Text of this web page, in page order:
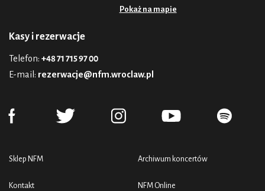
Pokaż na mapie
Kasy i rezerwacje
Telefon: +48 71 715 97 00
E-mail: rezerwacje@nfm.wroclaw.pl
Sklep NFM
Kontakt
Archiwum koncertów
NFM Online